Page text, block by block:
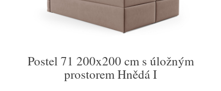
Postel 71 200x200 cm s úložným
prostorem Hnědá I